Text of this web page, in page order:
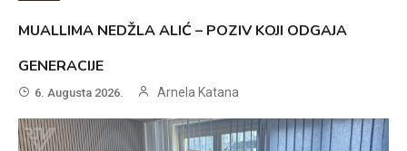
MUALLIMA NEDŽLA ALIĆ – POZIV KOJI ODGAJA
GENERACIJE
6. Augusta 2026. Arnela Katana